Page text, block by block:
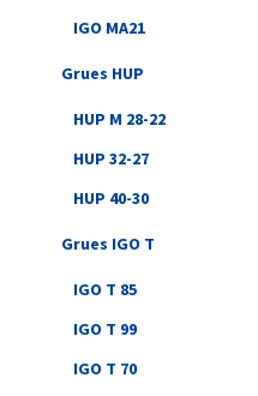
IGO MA21
Grues HUP
HUP M 28-22
HUP 32-27
HUP 40-30
Grues IGO T
IGO T 85
IGO T 99
IGO T 70